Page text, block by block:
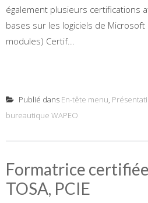
également plusieurs certifications
bases sur les logiciels de Microsoft
modules) Certif...
Publié dans En-tête menu,
bureautique WAPEO
Formatrice
TOSA, PCIE